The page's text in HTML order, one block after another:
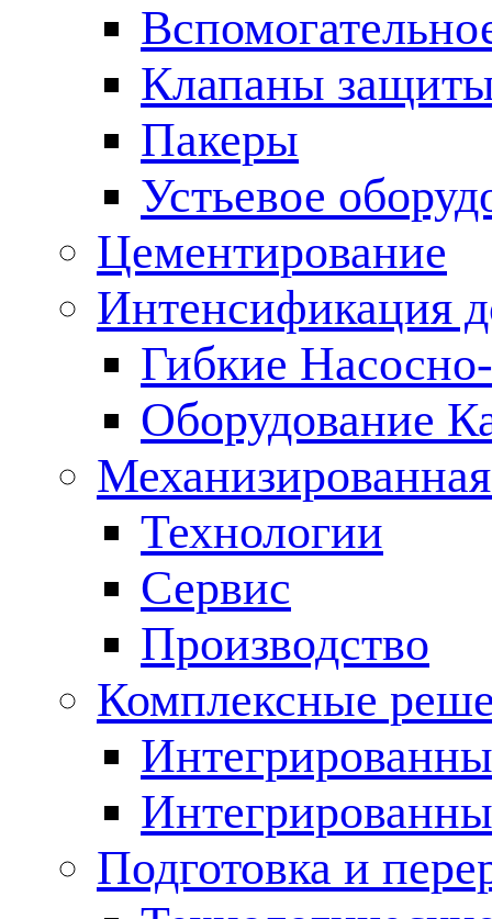
Клапаны
Пакеры
Устьевое
Цементирование
Интенсификация
Гибкие
Оборудование
Технологии
Сервис
Производство
Комплексные
Подготовка и